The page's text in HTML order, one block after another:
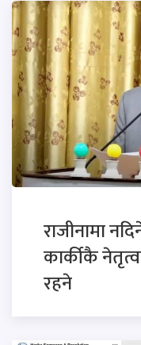
राजीनामा
कार्कीकै
रहने